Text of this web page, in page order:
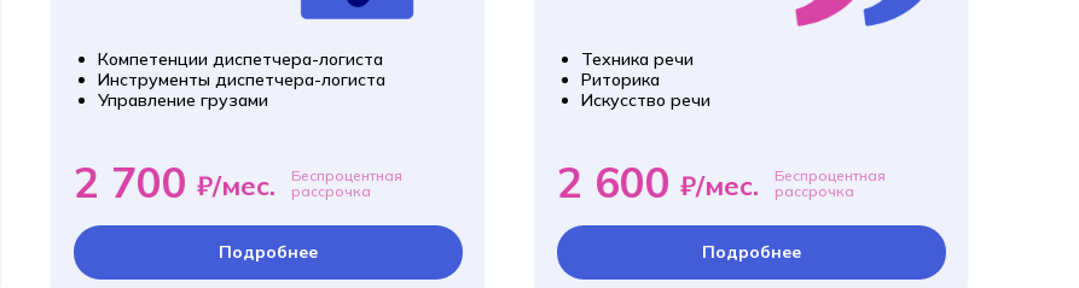
Компетенции диспетчера-логиста
Инструменты диспетчера-логиста
Управление грузами
Подробнее
2 700
Беспроцентная
рассрочка
Техника речи
Риторика
Искусство речи
Подробнее
2 600
Беспроцентная
рассрочка
₽/мес. ₽/мес.